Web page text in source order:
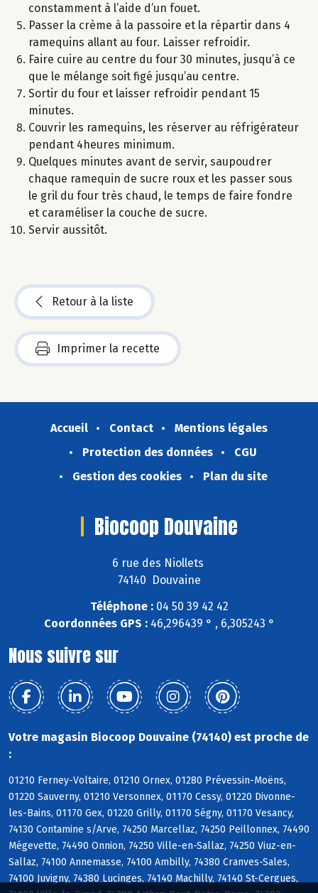
constamment à l’aide d’un fouet.
Passer la crème à la passoire et la répartir dans 4
ramequins allant au four. Laisser refroidir.
Faire cuire au centre du four 30 minutes, jusqu’à ce
que le mélange soit figé jusqu’au centre.
Sortir du four et laisser refroidir pendant 15
minutes.
Couvrir les ramequins, les réserver au réfrigérateur
pendant 4heures minimum.
Quelques minutes avant de servir, saupoudrer
chaque ramequin de sucre roux et les passer sous
le gril du four très chaud, le temps de faire fondre
et caraméliser la couche de sucre.
Servir aussitôt.
Retour à la liste
Imprimer la recette
Accueil Contact
Mentions légales
Protection des données
CGU
Gestion des cookies
Plan du site
Biocoop Douvaine
6 rue des Niollets
74140 Douvaine
Téléphone :04 50 39 42 42
Coordonnées GPS :46,296439 ° , 6,305243 °
Nous suivre sur
Votre magasin Biocoop Douvaine (74140) est proche de
:
01210 Ferney-Voltaire, 01210 Ornex, 01280 Prévessin-Moëns,
01220 Sauverny, 01210 Versonnex, 01170 Cessy, 01220 Divonne-
les-Bains, 01170 Gex, 01220 Grilly, 01170 Ségny, 01170 Vesancy,
74130 Contamine s/Arve, 74250 Marcellaz, 74250 Peillonnex, 74490
Mégevette, 74490 Onnion, 74250 Ville-en-Sallaz, 74250 Viuz-en-
Sallaz, 74100 Annemasse, 74100 Ambilly, 74380 Cranves-Sales,
74100 Juvigny, 74380 Lucinges, 74140 Machilly, 74140 St-Cergues,